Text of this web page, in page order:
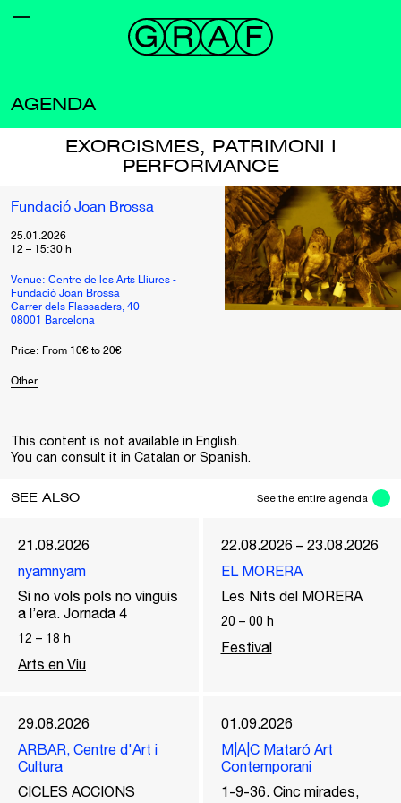
AGENDA
EXORCISMES, PATRIMONI I
PERFORMANCE
Fundació Joan Brossa
25.01.2026
12 – 15:30 h
Venue: Centre de les Arts Lliures -
Fundació Joan Brossa
Carrer dels Flassaders, 40
08001 Barcelona
Price: From 10€ to 20€
Other
This content is not available in English.
You can consult it in Catalan or Spanish.
SEE ALSO See the entire agenda
21.08.2026
nyamnyam
Si no vols pols no vinguis
a l’era. Jornada 4
12 – 18 h
Arts en Viu
22.08.2026 – 23.08.2026
EL MORERA
Les Nits del MORERA
20 – 00 h
Festival
29.08.2026
ARBAR, Centre d'Art i
Cultura
CICLES ACCIONS
01.09.2026
M|A|C Mataró Art
Contemporani
1-9-36. Cinc mirades,